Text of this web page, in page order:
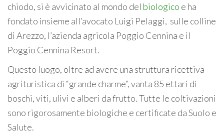
chiodo, si è avvicinato al mondo del biologico e ha
fondato insieme all’avocato Luigi Pelaggi, sulle colline
di Arezzo, l’azienda agricola Poggio Cennina e il
Poggio Cennina Resort.
Questo luogo, oltre ad avere una struttura ricettiva
agrituristica di “grande charme”, vanta 85 ettari di
boschi, viti, ulivi e alberi da frutto. Tutte le coltivazioni
sono rigorosamente biologiche e certificate da Suolo e
Salute.